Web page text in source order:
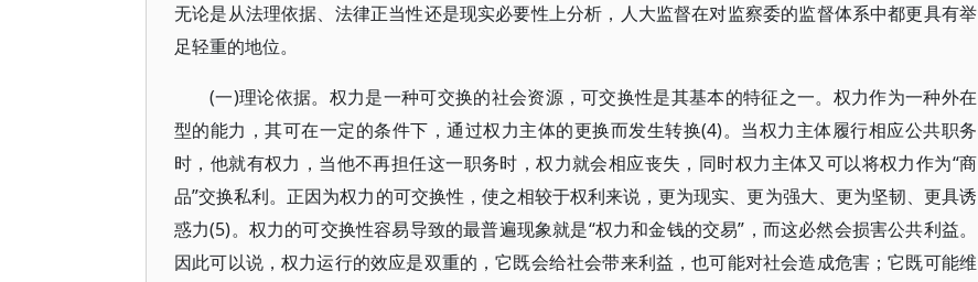
无论是从法理依据、法律正当性还是现实必要性上分析，人大监督在对监察委的监督体系中都更具有举
足轻重的地位。
(一)理论依据。权力是一种可交换的社会资源，可交换性是其基本的特征之一。权力作为一种外在
型的能力，其可在一定的条件下，通过权力主体的更换而发生转换(4)。当权力主体履行相应公共职务
时，他就有权力，当他不再担任这一职务时，权力就会相应丧失，同时权力主体又可以将权力作为“商
品”交换私利。正因为权力的可交换性，使之相较于权利来说，更为现实、更为强大、更为坚韧、更具诱
惑力(5)。权力的可交换性容易导致的最普遍现象就是“权力和金钱的交易”，而这必然会损害公共利益。
因此可以说，权力运行的效应是双重的，它既会给社会带来利益，也可能对社会造成危害；它既可能维